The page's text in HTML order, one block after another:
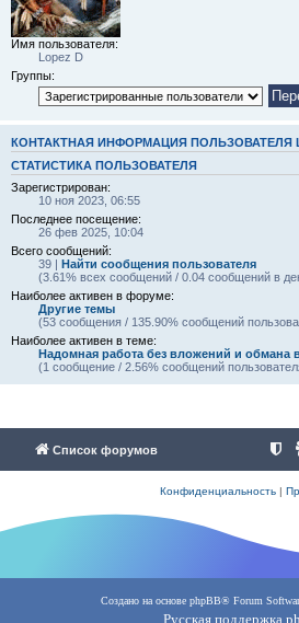
Имя пользователя:
Lopez D
Группы:
КОНТАКТНАЯ ИНФОРМАЦИЯ ПОЛЬЗОВАТЕЛЯ
СТАТИСТИКА ПОЛЬЗОВАТЕЛЯ
Зарегистрирован:
10 ноя 2023, 06:55
Последнее посещение:
26 фев 2025, 10:04
Всего сообщений:
39 | Найти сообщения пользователя
(3.61% всех сообщений / 0.04 сообщений в
Наиболее активен в форуме:
Другие темы
(53 сообщения / 135.90% сообщений
Наиболее активен в теме:
Надомная работа без вложений и обмана
(1 сообщение / 2.56% сообщений
Список форумов
Конфиденциальность|
Создано на основе phpBB® Forum
Русская поддержка